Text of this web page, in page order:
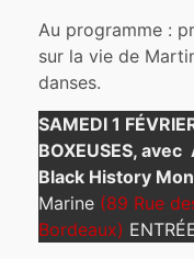
Au programme :
sur la vie de
danses.
SAMEDI 1
BOXEUSES,
Black History
Marine (89 Rue
Bordeaux)